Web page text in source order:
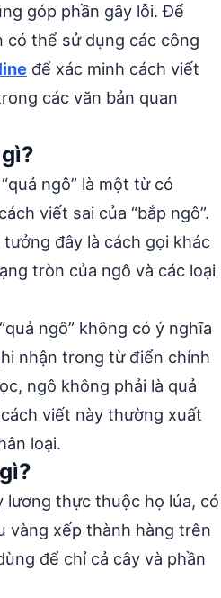
góp phần gây lỗi.Để
có thể sử dụng các công
để xác minh cách viết
các văn bản quan
ngô” là một từ có
viết sai của “bắp ngô”.
đây là cách gọi khác
tròn của ngô và các loại
ngô” không có ý nghĩa
nhận trong từ điển chính
ngô không phải là quả
viết này thường xuất
loại.
lương thực thuộc họ lúa, có
vàng xếp thành hàng trên
để chỉ cả cây và phần